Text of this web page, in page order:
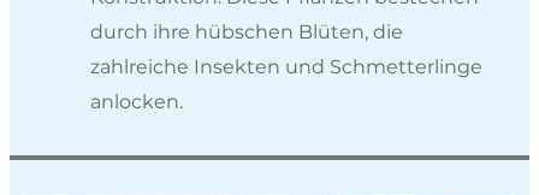
durch ihre hübschen Blüten, die
zahlreiche Insekten und Schmetterlinge
anlocken.